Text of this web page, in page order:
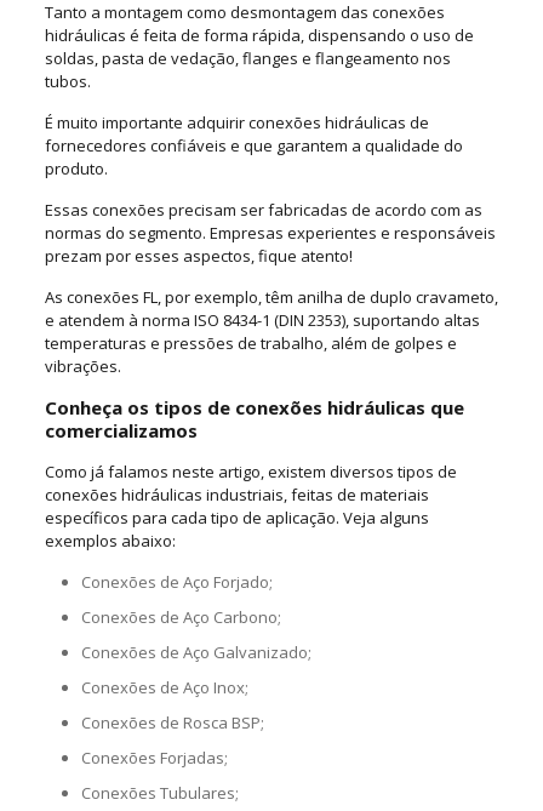
Tanto a montagem como desmontagem das conexões
hidráulicas é feita de forma rápida, dispensando o uso de
soldas, pasta de vedação, flanges e flangeamento nos
tubos.
É muito importante adquirir conexões hidráulicas de
fornecedores confiáveis e que garantem a qualidade do
produto.
Essas conexões precisam ser fabricadas de acordo com as
normas do segmento. Empresas experientes e responsáveis
prezam por esses aspectos, fique atento!
As conexões FL, por exemplo, têm anilha de duplo cravameto,
e atendem à norma ISO 8434-1 (DIN 2353), suportando altas
temperaturas e pressões de trabalho, além de golpes e
vibrações.
Conheça os tipos de conexões hidráulicas que
comercializamos
Como já falamos neste artigo, existem diversos tipos de
conexões hidráulicas industriais, feitas de materiais
específicos para cada tipo de aplicação. Veja alguns
exemplos abaixo:
Conexões de Aço Forjado;
Conexões de Aço Carbono;
Conexões de Aço Galvanizado;
Conexões de Aço Inox;
Conexões de Rosca BSP;
Conexões Forjadas;
Conexões Tubulares;